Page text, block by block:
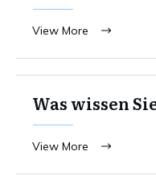
View More
Was wissen
View More